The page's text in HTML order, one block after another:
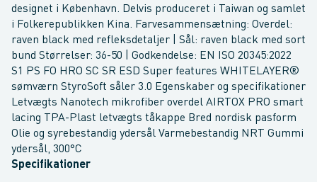
designet i København. Delvis produceret i Taiwan og samlet
i Folkerepublikken Kina. Farvesammensætning: Overdel:
raven black med refleksdetaljer | Sål: raven black med sort
bund Størrelser: 36-50 | Godkendelse: EN ISO 20345:2022
S1 PS FO HRO SC SR ESD Super features WHITELAYER®
sømværn StyroSoft såler 3.0 Egenskaber og specifikationer
Letvægts Nanotech mikrofiber overdel AIRTOX PRO smart
lacing TPA-Plast letvægts tåkappe Bred nordisk pasform
Olie og syrebestandig ydersål Varmebestandig NRT Gummi
ydersål, 300°C
Specifikationer